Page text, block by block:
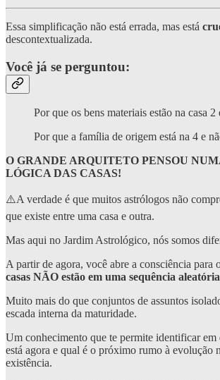
Essa simplificação não está errada, mas está
descontextualizada.
Você já se perguntou:
Por que os bens materiais estão na casa 2
Por que a família de origem está na 4 e
O GRANDE ARQUITETO PENSOU
LÓGICA DAS CASAS!
⚠️A verdade é que muitos astrólogos não
que existe entre uma casa e outra.
Mas aqui no Jardim Astrológico, nós somos
A partir de agora, você abre a consciência para
casas NÃO estão em uma sequência
Muito mais do que conjuntos de assuntos
escada interna da maturidade.
Um conhecimento que te permite identificar em
está agora e qual é o próximo rumo à evolução
existência.